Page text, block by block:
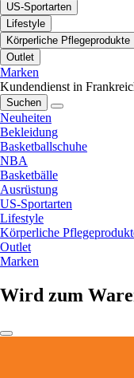
US-Sportarten
Lifestyle
Körperliche Pflegeprodukte
Outlet
Marken
Kundendienst in
Suchen
Neuheiten
Bekleidung
Basketballschuhe
NBA
Basketbälle
Ausrüstung
US-Sportarten
Lifestyle
Körperliche
Outlet
Marken
Wird zum